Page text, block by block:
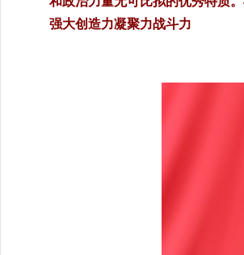
强大创造力凝聚力战斗力